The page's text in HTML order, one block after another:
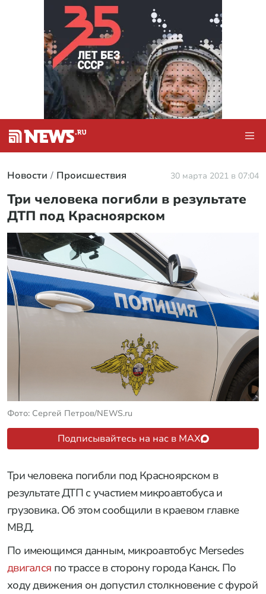
Новости Происшествия 30 марта 2021 в 07:04
Три человека погибли в результате
ДТП под Красноярском
Фото: Сергей Петров/NEWS.ru
Подписывайтесь на нас в MAX
Три человека погибли под Красноярском в
результате ДТП с участием микроавтобуса и
грузовика. Об этом сообщили в краевом главке
МВД.
По имеющимся данным, микроавтобус Mersedes
двигался по трассе в сторону города Канск. По
ходу движения он допустил столкновение с фурой